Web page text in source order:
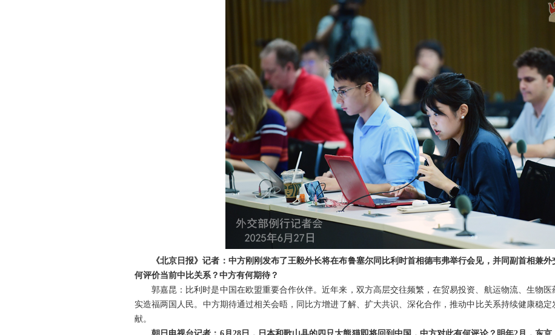
《北京日报》记者：中方刚刚发布了王毅外长将在布鲁塞尔同比利时首相德韦弗举行会见，并同副首相兼
何评价当前中比关系？中方有何期待？
郭嘉昆：比利时是中国在欧盟重要合作伙伴。近年来，双方高层交往频繁，在贸易投资、航运物流、生物
实造福两国人民。中方期待通过相关会晤，同比方增进了解、扩大共识、深化合作，推动中比关系持续健康稳
献。